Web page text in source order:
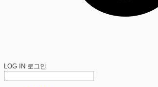
LOG IN 로그인